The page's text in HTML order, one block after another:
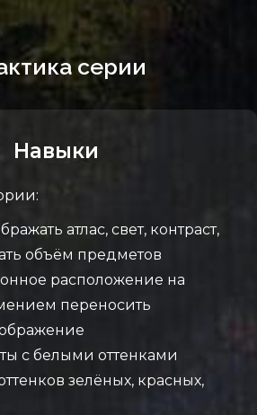
серии
Навыки
атлас, свет, контраст,
объём предметов
расположение на
переносить
с белыми оттенками
зелёных, красных,